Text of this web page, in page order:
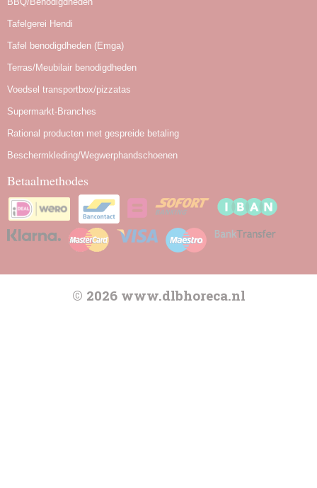
Tafelgerei Hendi
Tafel benodigdheden (Emga)
Terras/Meubilair benodigdheden
Voedsel transportbox/pizzatas
Supermarkt-Branches
Rational producten met gespreide betaling
Beschermkleding/Wegwerphandschoenen
Betaalmethodes
© 2026 www.dlbhoreca.nl